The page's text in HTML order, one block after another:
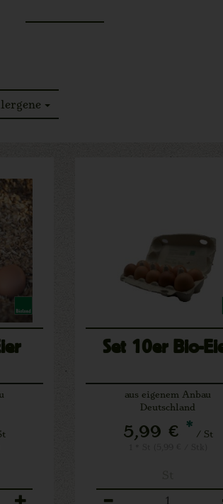
Set 10er Bio-
aus eigenem Anbau
Deutschland
5,99 € * / St
Anzahl